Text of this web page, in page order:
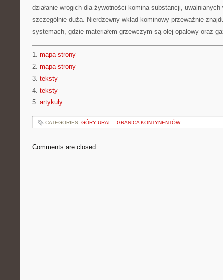
działanie wrogich dla żywotności komina substancji,
szczególnie duża. Nierdzewny wkład kominowy przeważnie
systemach, gdzie materiałem grzewczym są olej opałowy oraz
1. mapa strony
2. mapa strony
3. teksty
4. teksty
5. artykuly
CATEGORIES: GÓRY URAL – GRANICA KONTYNENTÓW
Comments are closed.